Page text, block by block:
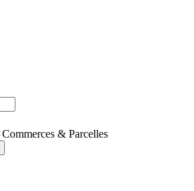
Commerces & Parcelles